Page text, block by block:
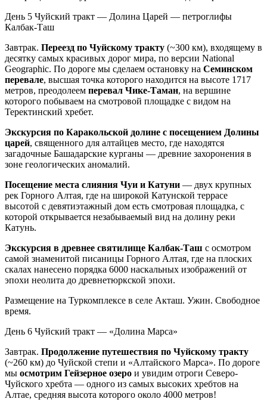
День 5 Чуйский тракт — Долина Царей — петроглифы
Калбак-Таш
Завтрак. Переезд по Чуйскому тракту (~300 км), входящему в
десятку самых красивых дорог мира, по версии National
Geographic. По дороге мы сделаем остановку на Семинском
перевале, высшая точка которого находится на высоте 1717
метров, преодолеем перевал Чике-Таман, на вершине
которого побываем на смотровой площадке с видом на
Теректинский хребет.
Экскурсия по Каракольской долине с посещением Долины
царей, священного для алтайцев место, где находятся
загадочные Башадарские курганы — древние захоронения в
зоне геологических аномалий.
Посещение места слияния Чуи и Катуни — двух крупных
рек Горного Алтая, где на широкой Катунской террасе
высотой с девятиэтажный дом есть смотровая площадка, с
которой открывается незабываемый вид на долину реки
Катунь.
Экскурсия в древнее святилище Калбак-Таш с осмотром
самой знаменитой писаницы Горного Алтая, где на плоских
скалах нанесено порядка 6000 наскальных изображений от
эпохи неолита до древнетюркской эпохи.
Размещение на Туркомплексе в селе Акташ. Ужин. Свободное
время.
День 6 Чуйский тракт — «Долина Марса»
Завтрак. Продолжение путешествия по Чуйскому тракту
(~260 км) до Чуйской степи и «Алтайского Марса». По дороге
мы осмотрим Гейзерное озеро и увидим отроги Северо-
Чуйского хребта — одного из самых высоких хребтов на
Алтае, средняя высота которого около 4000 метров!